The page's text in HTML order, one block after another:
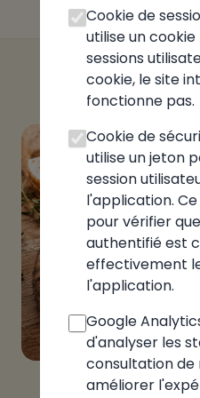
Cookie de
utilise un
sessions
cookie, le site
fonctionne pas.
Cookie de
utilise un jeton
session
l'application.
pour vérifier
authentifié est
effectivement
l'application.
Google
d'analyser les
consultation
améliorer